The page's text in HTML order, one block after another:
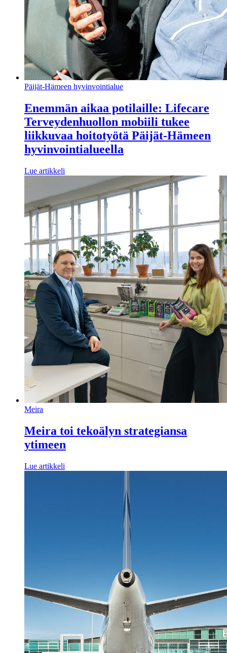
Päijät-Hämeen hyvinvointialue
Enemmän aikaa potilaille: Lifecare
Terveydenhuollon mobiili tukee
liikkuvaa hoitotyötä Päijät-Hämeen
hyvinvointialueella
Lue artikkeli
Meira
Meira toi tekoälyn strategiansa
ytimeen
Lue artikkeli